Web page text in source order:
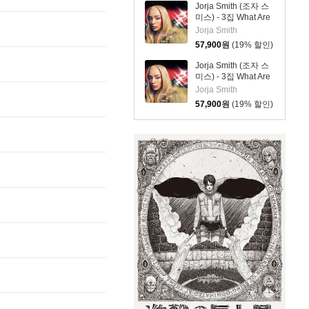
Jorja Smith (조자 스
미스) - 3집 What Are
The Odds [심플 오렌
지 컬러 LP]
Jorja Smith
57,900원 (19% 할인)
Jorja Smith (조자 스
미스) - 3집 What Are
The Odds [심플 바이
올렛 컬러 LP]
Jorja Smith
57,900원 (19% 할인)